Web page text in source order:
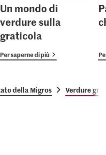
Un mondo di
verdure sulla
graticola
Per saperne di più
della Migros Verdure